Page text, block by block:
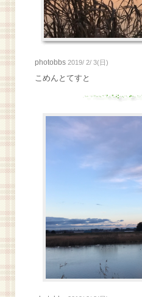
photobbs 2019/ 2/ 3(日)
こめんとてすと